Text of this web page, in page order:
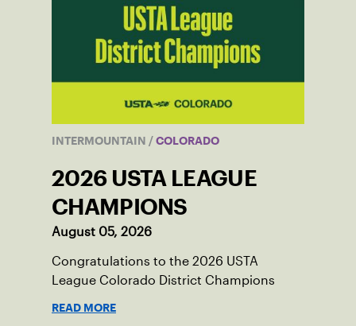
INTERMOUNTAIN / COLORADO
2026 USTA LEAGUE
CHAMPIONS
August 05, 2026
Congratulations to the 2026 USTA
League Colorado District Champions
READ MORE